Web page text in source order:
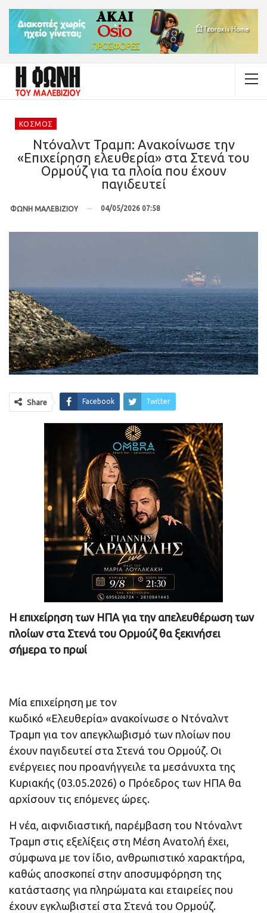
ΚΌΣΜΟΣ
Ντόναλντ Τραμπ: Aνακοίνωσε την
«Επιχείρηση ελευθερία» στα Στενά του
Ορμούζ για τα πλοία που έχουν
παγιδευτεί
ΦΩΝΗ ΜΑΛΕΒΙΖΙΟΥ 04/05/2026 07:58
Share Facebook Twitter
Η επιχείρηση των ΗΠΑ για την απελευθέρωση των
πλοίων στα Στενά του Ορμούζ θα ξεκινήσει
σήμερα το πρωί
Μία επιχείρηση με τον
κωδικό «Ελευθερία» ανακοίνωσε ο Ντόναλντ
Τραμπ για τον απεγκλωβισμό των πλοίων που
έχουν παγιδευτεί στα Στενά του Ορμούζ. Οι
ενέργειες που προανήγγειλε τα μεσάνυχτα της
Κυριακής (03.05.2026) ο Πρόεδρος των ΗΠΑ θα
αρχίσουν τις επόμενες ώρες.
Η νέα, αιφνιδιαστική, παρέμβαση του Ντόναλντ
Τραμπ στις εξελίξεις στη Μέση Ανατολή έχει,
σύμφωνα με τον ίδιο, ανθρωπιστικό χαρακτήρα,
καθώς αποσκοπεί στην αποσυμφόρηση της
κατάστασης για πληρώματα και εταιρείες που
έχουν εγκλωβιστεί στα Στενά του Ορμούζ.